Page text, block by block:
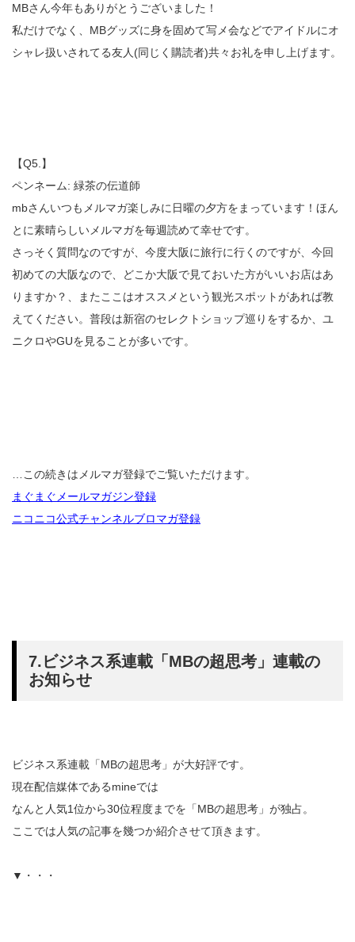
MBさん今年もありがとうございました！
私だけでなく、MBグッズに身を固めて写メ会などでアイドルにオ
シャレ扱いされてる友人(同じく購読者)共々お礼を申し上げます。
【Q5.】
ペンネーム: 緑茶の伝道師
mbさんいつもメルマガ楽しみに日曜の夕方をまっています！ほん
とに素晴らしいメルマガを毎週読めて幸せです。
さっそく質問なのですが、今度大阪に旅行に行くのですが、今回
初めての大阪なので、どこか大阪で見ておいた方がいいお店はあ
りますか？、またここはオススメという観光スポットがあれば教
えてください。普段は新宿のセレクトショップ巡りをするか、ユ
ニクロやGUを見ることが多いです。
…この続きはメルマガ登録でご覧いただけます。
まぐまぐメールマガジン登録
ニコニコ公式チャンネルブロマガ登録
7.ビジネス系連載「MBの超思考」連載の
お知らせ
ビジネス系連載「MBの超思考」が大好評です。
現在配信媒体であるmineでは
なんと人気1位から30位程度までを「MBの超思考」が独占。
ここでは人気の記事を幾つか紹介させて頂きます。
▼・・・